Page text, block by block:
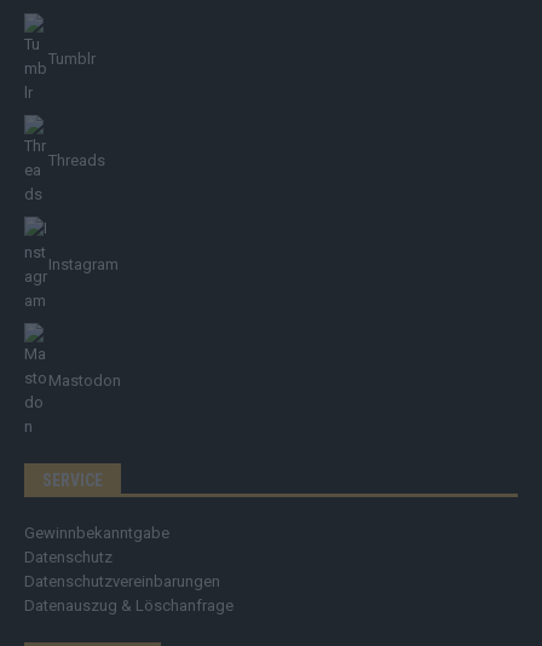
Tumblr
Threads
Instagram
Mastodon
SERVICE
Gewinnbekanntgabe
Datenschutz
Datenschutzvereinbarungen
Datenauszug & Löschanfrage